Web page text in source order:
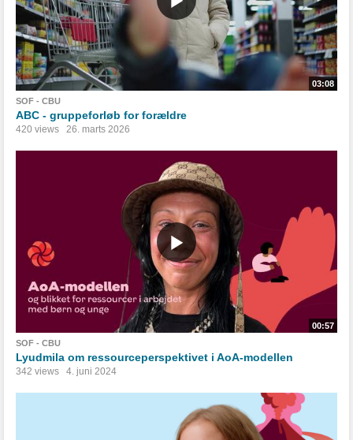
03:08
SOF - CBU
ABC - gruppeforløb for forældre
420 views 26. marts 2026
00:57
SOF - CBU
Lyudmila om ressourceperspektivet i AoA-modellen
342 views 4. juni 2024